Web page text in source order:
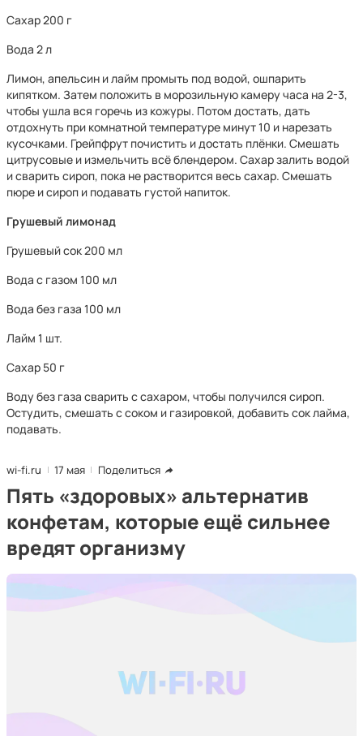
Сахар 200 г
Вода 2 л
Лимон, апельсин и лайм промыть под водой, ошпарить
кипятком. Затем положить в морозильную камеру часа на 2-3,
чтобы ушла вся горечь из кожуры. Потом достать, дать
отдохнуть при комнатной температуре минут 10 и нарезать
кусочками. Грейпфрут почистить и достать плёнки. Смешать
цитрусовые и измельчить всё блендером. Сахар залить водой
и сварить сироп, пока не растворится весь сахар. Смешать
пюре и сироп и подавать густой напиток.
Грушевый лимонад
Грушевый сок 200 мл
Вода с газом 100 мл
Вода без газа 100 мл
Лайм 1 шт.
Сахар 50 г
Воду без газа сварить с сахаром, чтобы получился сироп.
Остудить, смешать с соком и газировкой, добавить сок лайма,
подавать.
wi-fi.ru 17 мая Поделиться
Пять «здоровых» альтернатив
конфетам, которые ещё сильнее
вредят организму